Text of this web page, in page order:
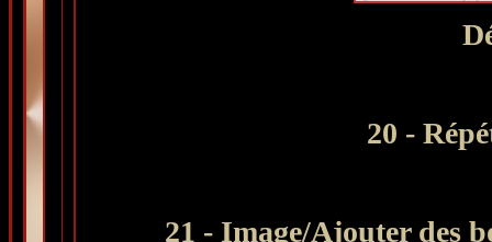
20 -
21 - Image/Ajouter des